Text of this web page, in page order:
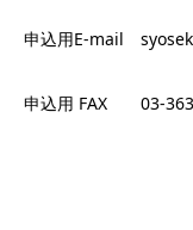
申込用E-mail
申込用 FAX 03-